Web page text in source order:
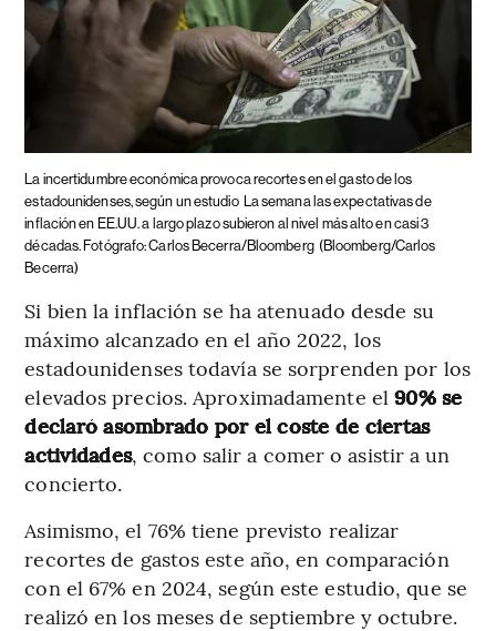
La incertidumbre económica provoca recortes en el gasto de los
estadounidenses, según un estudio La semana las expectativas de
inflación en EE.UU. a largo plazo subieron al nivel más alto en casi 3
décadas. Fotógrafo: Carlos Becerra/Bloomberg (Bloomberg/Carlos
Becerra)
Si bien la inflación se ha atenuado desde su
máximo alcanzado en el año 2022, los
estadounidenses todavía se sorprenden por los
elevados precios. Aproximadamente el90% se
declaró asombrado por el coste de ciertas
actividades, como salir a comer o asistir a un
concierto.
Asimismo, el 76% tiene previsto realizar
recortes de gastos este año, en comparación
con el 67% en 2024, según este estudio, que se
realizó en los meses de septiembre y octubre.